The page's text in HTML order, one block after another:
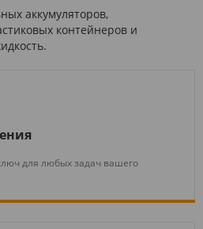
аккумуляторов,
контейнеров и
для любых задач вашего